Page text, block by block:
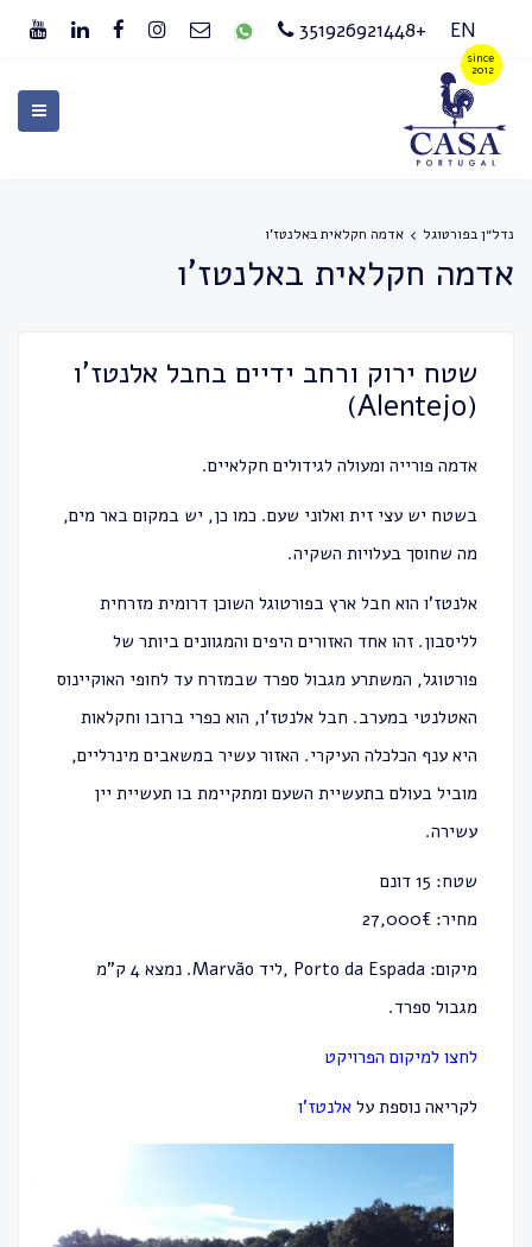
EN
+351926921448
נדל״ן בפורטוגל אדמה חקלאית באלנטז'ו
אדמה חקלאית באלנטז'ו
שטח ירוק ורחב ידיים בחבל אלנטז’ו
(Alentejo)
אדמה פורייה ומעולה לגידולים חקלאיים.
בשטח יש עצי זית ואלוני שעם. כמו כן, יש במקום באר מים,
מה שחוסך בעלויות השקיה.
אלנטז’ו הוא חבל ארץ בפורטוגל השוכן דרומית מזרחית
לליסבון. זהו אחד האזורים היפים והמגוונים ביותר של
פורטוגל, המשתרע מגבול ספרד שבמזרח עד לחופי האוקיינוס
האטלנטי במערב. חבל אלנטז’ו, הוא כפרי ברובו וחקלאות
היא ענף הכלכלה העיקרי. האזור עשיר במשאבים מינרליים,
מוביל בעולם בתעשיית השעם ומתקיימת בו תעשיית יין
עשירה.
שטח: 15 דונם
מחיר: 27,000€
מיקום: Porto da Espada ,ליד Marvão. נמצא 4 ק"מ
מגבול ספרד.
לחצו למיקום הפרויקט
לקריאה נוספת על אלנטז’ו